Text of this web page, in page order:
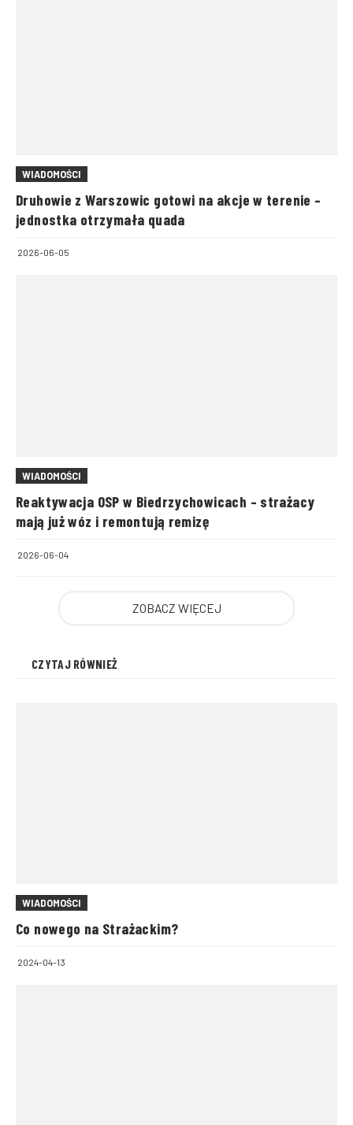
WIADOMOŚCI
Druhowie z Warszowic gotowi na akcje w terenie –
jednostka otrzymała quada
2026-06-05
WIADOMOŚCI
Reaktywacja OSP w Biedrzychowicach – strażacy
mają już wóz i remontują remizę
2026-06-04
ZOBACZ WIĘCEJ
CZYTAJ RÓWNIEŻ
WIADOMOŚCI
Co nowego na Strażackim?
2024-04-13